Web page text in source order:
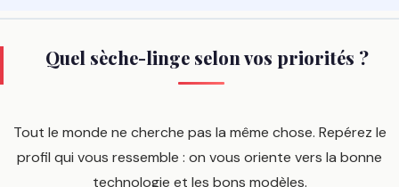
Quel sèche-linge selon vos priorités ?
Tout le monde ne cherche pas la même chose. Repérez le
profil qui vous ressemble : on vous oriente vers la bonne
technologie et les bons modèles.